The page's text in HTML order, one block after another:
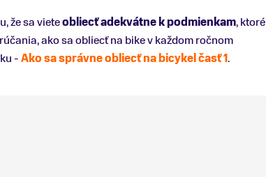
že sa vieteobliecť adekvátne k podmienkam, ktoré
ako sa obliecť na bike v každom ročnom
-Ako sa správne obliecť na bicykel časť 1.